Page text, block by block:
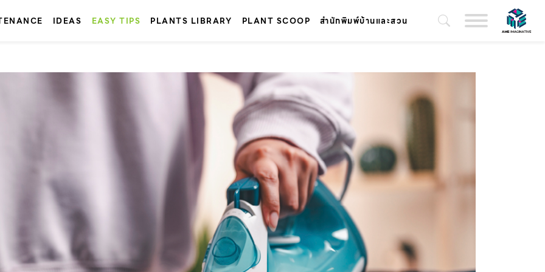
IDEAS EASY TIPS PLANTS LIBRARY PLANT SCOOP สำนักพิมพ์บ้านและสวน